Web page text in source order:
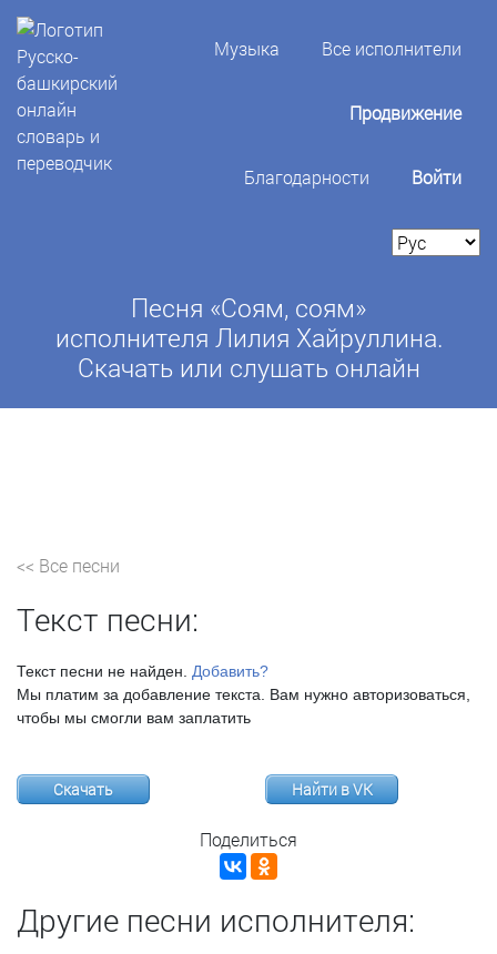
Музыка Все исполнители
Продвижение
Благодарности Войти
Песня «Соям, соям»
исполнителя Лилия Хайруллина.
Скачать или слушать онлайн
<< Все песни
Текст песни:
Текст песни не найден. Добавить?
Мы платим за добавление текста. Вам нужно авторизоваться,
чтобы мы смогли вам заплатить
Скачать Найти в VK
Поделиться
Другие песни исполнителя: